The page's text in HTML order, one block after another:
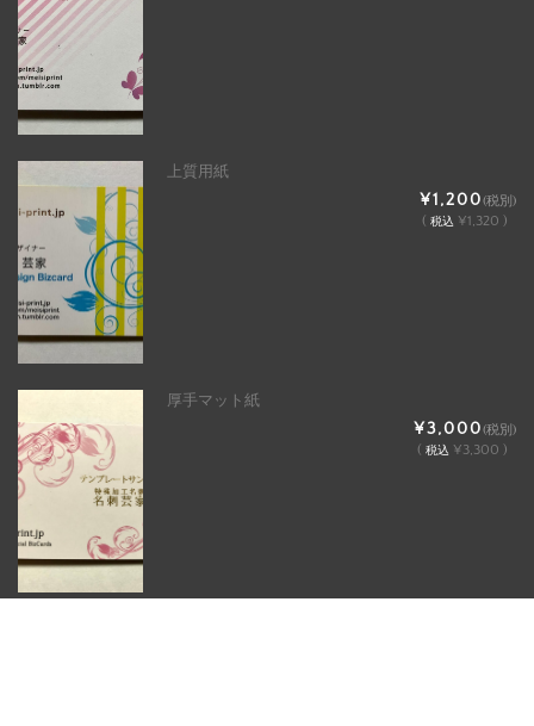
上質用紙
¥1,200(税別)
( 税込 ¥1,320 )
厚手マット紙
¥3,000(税別)
( 税込 ¥3,300 )